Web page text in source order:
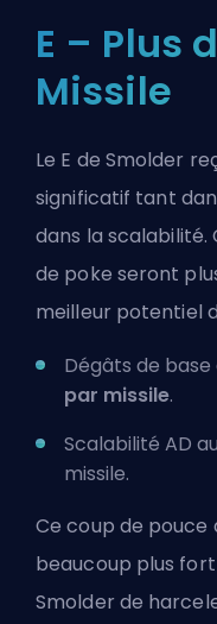
E – Plus
Missile
Le E de Smolder
significatif tant
dans la scalabilité.
de poke seront
meilleur potentiel
Dégâts de
par missile.
Scalabilité AD
missile.
Ce coup de pouce
beaucoup plus
Smolder de